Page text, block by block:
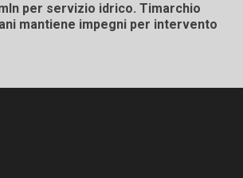
mln per servizio idrico. Timarchio
mantiene impegni per intervento